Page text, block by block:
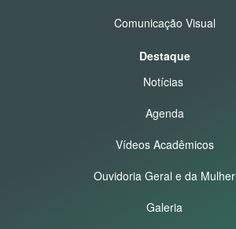
Comunicação Visual
Destaque
Notícias
Agenda
Vídeos Acadêmicos
Ouvidoria Geral e da Mulher
Galeria